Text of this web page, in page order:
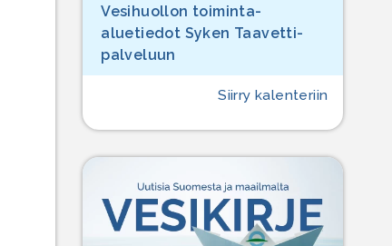
Vesihuollon toiminta-
aluetiedot Syken Taavetti-
palveluun
Siirry kalenteriin